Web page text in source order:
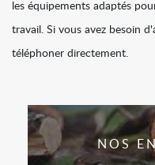
les équipements adaptés
travail. Si vous avez besoin
téléphoner directement.
NOS